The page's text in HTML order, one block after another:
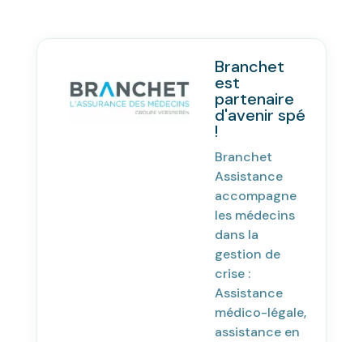
Branchet
est
partenaire
d'avenir spé
!
Branchet
Assistance
accompagne
les médecins
dans la
gestion de
crise :
Assistance
médico-légale,
assistance en